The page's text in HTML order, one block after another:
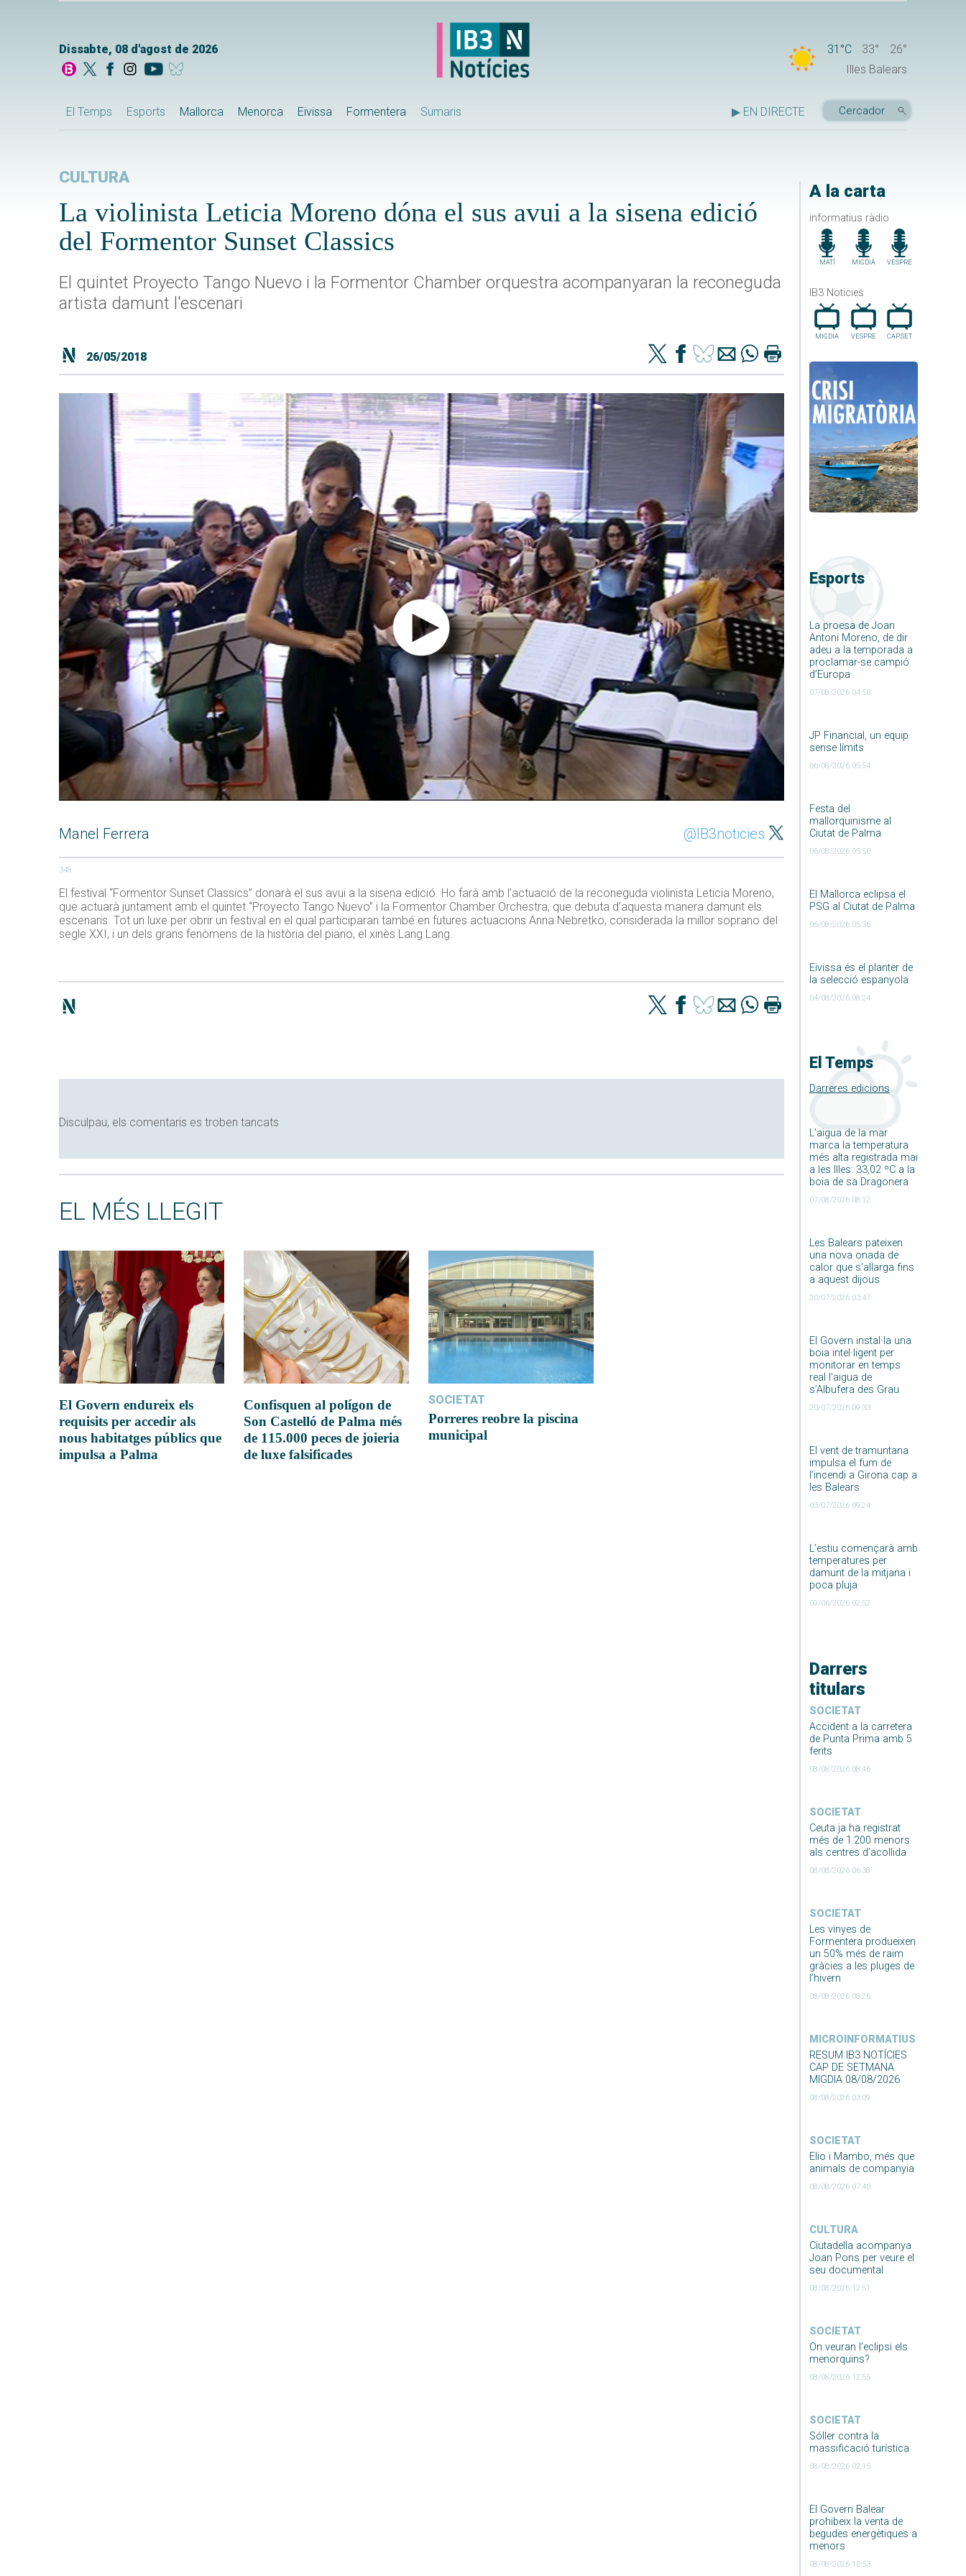
Dissabte, 08 d'agost de 2026 31°C 33°
26°
Illes Balears
El Temps Esports Mallorca Menorca Eivissa Formentera Sumaris ▶ EN DIRECTE
A la carta
informatius ràdio
MATÍ MIGDIA VESPRE
IB3 Noticies
MIGDIA VESPRE CAP.SET
Esports
La proesa de Joan
Antoni Moreno, de dir
adeu a la temporada a
proclamar-se campió
d’Europa
07/08/2026 04:50
JP Financial, un equip
sense límits
06/08/2026 05:54
Festa del
mallorquinisme al
Ciutat de Palma
06/08/2026 05:50
El Mallorca eclipsa el
PSG al Ciutat de Palma
06/08/2026 05:36
Eivissa és el planter de
la selecció espanyola
04/08/2026 08:24
El Temps
Darreres edicions
L’aigua de la mar
marca la temperatura
més alta registrada mai
a les Illes: 33,02 ºC a la
boia de sa Dragonera
07/08/2026 08:12
Les Balears pateixen
una nova onada de
calor que s’allarga fins
a aquest dijous
20/07/2026 03:47
El Govern instal·la una
boia intel·ligent per
monitorar en temps
real l’aigua de
s’Albufera des Grau
20/07/2026 09:33
El vent de tramuntana
impulsa el fum de
l’incendi a Girona cap a
les Balears
03/07/2026 09:24
L’estiu començarà amb
temperatures per
damunt de la mitjana i
poca pluja
09/06/2026 02:52
Darrers
titulars
SOCIETAT
Accident a la carretera
de Punta Prima amb 5
ferits
08/08/2026 08:46
SOCIETAT
Ceuta ja ha registrat
més de 1.200 menors
als centres d’acollida
08/08/2026 06:38
SOCIETAT
Les vinyes de
Formentera produeixen
un 50% més de raïm
gràcies a les pluges de
l’hivern
08/08/2026 08:26
MICROINFORMATIUS
RESUM IB3 NOTÍCIES
CAP DE SETMANA
MIGDIA 08/08/2026
08/08/2026 03:09
SOCIETAT
Elio i Mambo, més que
animals de companyia
08/08/2026 07:40
CULTURA
Ciutadella acompanya
Joan Pons per veure el
seu documental
08/08/2026 12:51
SOCIETAT
On veuran l’eclipsi els
menorquins?
08/08/2026 12:55
SOCIETAT
Sóller contra la
massificació turística
08/08/2026 02:15
El Govern Balear
prohibeix la venta de
begudes energètiques a
menors
08/08/2026 10:53
CULTURA
La violinista Leticia Moreno dóna el sus avui a la sisena edició
del Formentor Sunset Classics
El quintet Proyecto Tango Nuevo i la Formentor Chamber orquestra acompanyaran la reconeguda
artista damunt l'escenari
26/05/2018
Manel Ferrera @IB3noticies
348
El festival “Formentor Sunset Classics” donarà el sus avui a la sisena edició. Ho farà amb l’actuació de la reconeguda violinista Leticia Moreno,
que actuarà juntament amb el quintet “Proyecto Tango Nuevo” i la Formentor Chamber Orchestra, que debuta d’aquesta manera damunt els
escenaris. Tot un luxe per obrir un festival en el qual participaran també en futures actuacions Anna Nebretko, considerada la millor soprano del
segle XXI, i un dels grans fenòmens de la història del piano, el xinès Lang Lang.
Disculpau, els comentaris es troben tancats
EL MÉS LLEGIT
El Govern endureix els
requisits per accedir als
nous habitatges públics que
impulsa a Palma
Confisquen al polígon de
Son Castelló de Palma més
de 115.000 peces de joieria
de luxe falsificades
SOCIETAT
Porreres reobre la piscina
municipal